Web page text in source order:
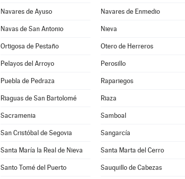
Navares de Ayuso Navares de Enmedio
Navas de San Antonio Nieva
Ortigosa de Pestaño Otero de Herreros
Pelayos del Arroyo Perosillo
Puebla de Pedraza Rapariegos
Riaguas de San Bartolomé Riaza
Sacramenia Samboal
San Cristóbal de Segovia Sangarcía
Santa María la Real de Nieva Santa Marta del Cerro
Santo Tomé del Puerto Sauquillo de Cabezas